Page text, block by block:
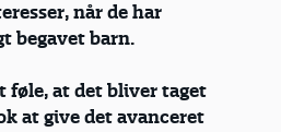
når de har
begavet barn.
føle, at det bliver taget
at give det avanceret